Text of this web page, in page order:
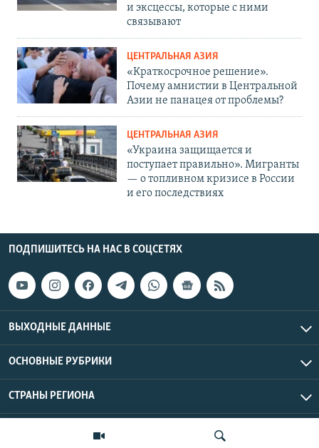
и эксцессы, которые с ними
связывают
ЦЕНТРАЛЬНАЯ АЗИЯ
«Краткосрочное решение».
Почему амнистии в Центральной
Азии не панацея от проблемы?
ЦЕНТРАЛЬНАЯ АЗИЯ
«Украина защищается и
поступает правильно». Мигранты
— о топливном кризисе в России
и его последствиях
ПОДПИШИТЕСЬ НА НАС В СОЦСЕТЯХ
ВЫХОДНЫЕ ДАННЫЕ
ОСНОВНЫЕ РУБРИКИ
СТРАНЫ РЕГИОНА
Азаттык Азия © 2026 RFE/RL, Inc. | Все права защищены.